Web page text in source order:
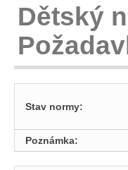
Dětský
Stav normy:
Poznámka: